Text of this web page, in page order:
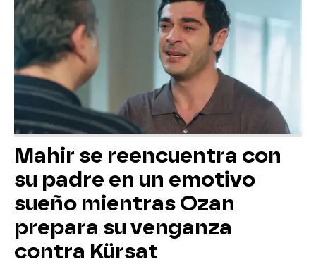
Mahir se reencuentra con
su padre en un emotivo
sueño mientras Ozan
prepara su venganza
contra Kürsat